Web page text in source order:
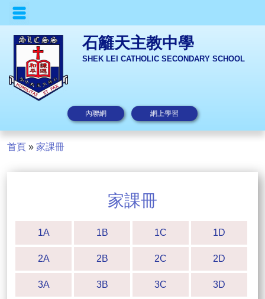
石籬天主教中學
SHEK LEI CATHOLIC SECONDARY SCHOOL
內聯網 網上學習
首頁 » 家課冊
家課冊
1A 1B 1C 1D
2A 2B 2C 2D
3A 3B 3C 3D